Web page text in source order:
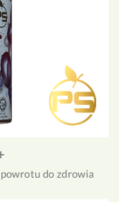
do zdrowia